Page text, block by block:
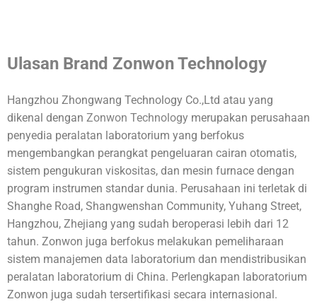
Ulasan Brand Zonwon Technology
Hangzhou Zhongwang Technology Co.,Ltd atau yang
dikenal dengan Zonwon Technology merupakan perusahaan
penyedia peralatan laboratorium yang berfokus
mengembangkan perangkat pengeluaran cairan otomatis,
sistem pengukuran viskositas, dan mesin furnace dengan
program instrumen standar dunia. Perusahaan ini terletak di
Shanghe Road, Shangwenshan Community, Yuhang Street,
Hangzhou, Zhejiang yang sudah beroperasi lebih dari 12
tahun. Zonwon juga berfokus melakukan pemeliharaan
sistem manajemen data laboratorium dan mendistribusikan
peralatan laboratorium di China. Perlengkapan laboratorium
Zonwon juga sudah tersertifikasi secara internasional.